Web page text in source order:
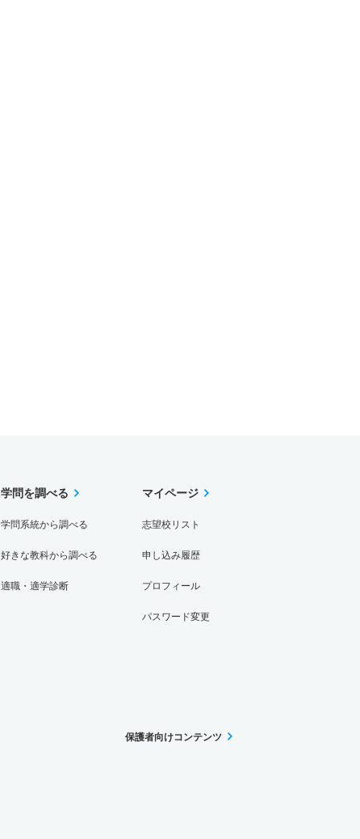
学問を調べる
学問系統から調べる
好きな教科から調べる
適職・適学診断
マイページ
志望校リスト
申し込み履歴
プロフィール
パスワード変更
保護者向けコンテンツ